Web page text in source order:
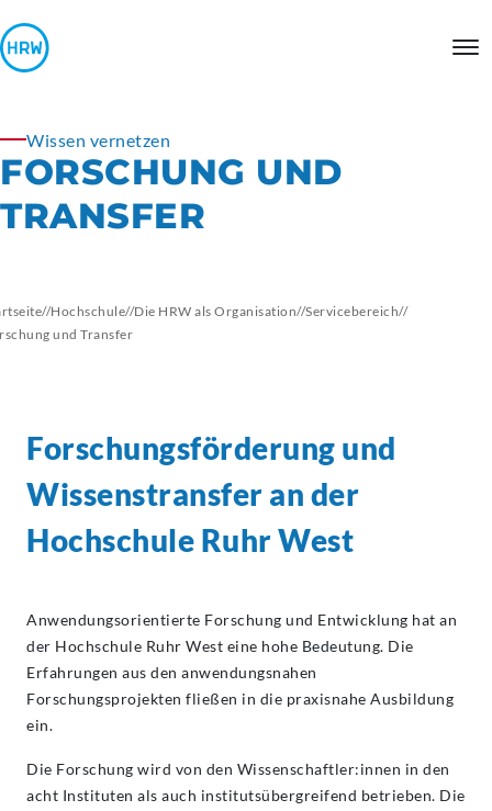
Wissen vernetzen
FORSCHUNG UND
TRANSFER
//Hochschule//Die HRW als Organisation//Servicebereich//
und Transfer
Forschungsförderung und
Wissenstransfer an der
Hochschule Ruhr West
Anwendungsorientierte Forschung und Entwicklung hat an
der Hochschule Ruhr West eine hohe Bedeutung. Die
Erfahrungen aus den anwendungsnahen
Forschungsprojekten fließen in die praxisnahe Ausbildung
ein.
Die Forschung wird von den Wissenschaftler:innen in den
acht Instituten als auch institutsübergreifend betrieben. Die